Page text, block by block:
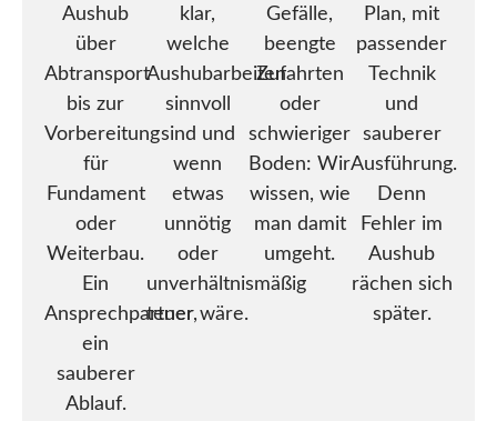
Aushub
über
Abtransport
bis zur
Vorbereitung
für
Fundament
oder
Weiterbau.
Ein
Ansprechpartner,
ein
sauberer
Ablauf.
klar,
welche
Aushubarbeiten
sinnvoll
sind und
wenn
etwas
unnötig
oder
unverhältnismäßig
teuer wäre.
Gefälle,
beengte
Zufahrten
oder
schwieriger
Boden: Wir
wissen, wie
man damit
umgeht.
Plan, mit
passender
Technik
und
sauberer
Ausführung.
Denn
Fehler im
Aushub
rächen sich
später.